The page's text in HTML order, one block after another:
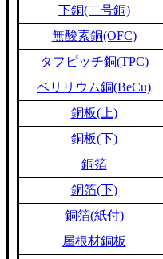
下銅(二号銅)
無酸素銅(OFC)
タフピッチ銅(TPC)
ベリリウム銅(BeCu)
銅板(上)
銅板(下)
銅箔
銅箔(下)
銅箔(紙付)
屋根材銅板